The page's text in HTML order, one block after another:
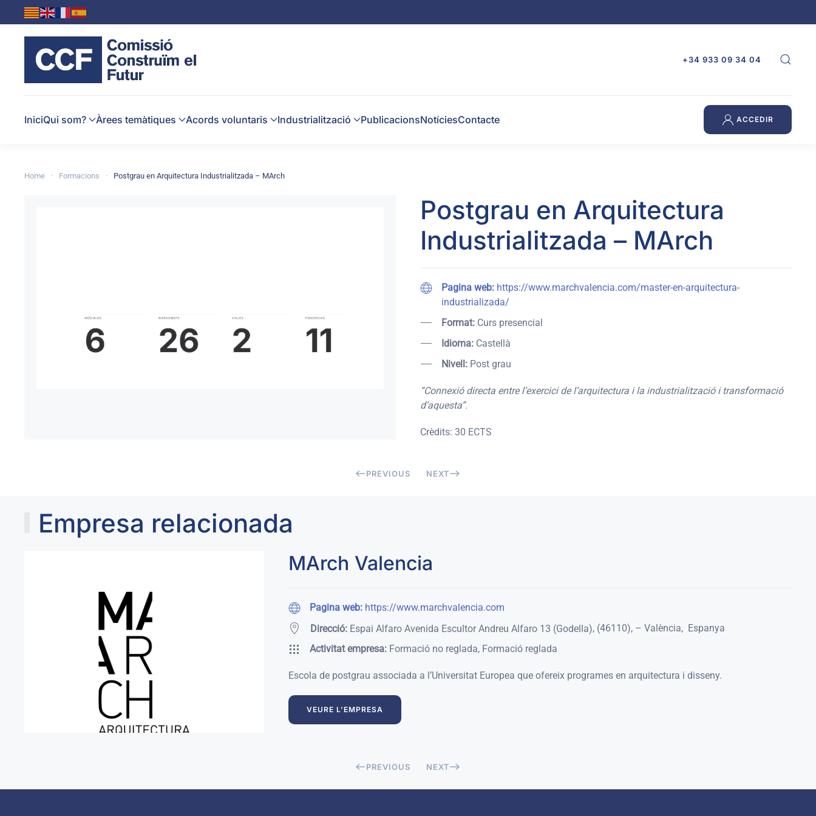
Skip to main content
+34 933 09 34 04
IniciQui som? Àrees temàtiques Acords voluntaris Industrialització PublicacionsNotíciesContacte ACCEDIR
Home Formacions Postgrau en Arquitectura Industrialitzada – MArch
Postgrau en Arquitectura
Industrialitzada – MArch
Pagina web: https://www.marchvalencia.com/master-en-arquitectura-
industrializada/
Format: Curs presencial
Idioma: Castellà
Nivell: Post grau
“Connexió directa entre l’exercici de l’arquitectura i la industrialització i transformació
d’aquesta”.
Crèdits: 30 ECTS
PREVIOUS NEXT
Empresa relacionada
MArch Valencia
Pagina web: https://www.marchvalencia.com
Direcció:Espai Alfaro Avenida Escultor Andreu Alfaro 13 (Godella), (46110), – València, Espanya
Activitat empresa: Formació no reglada, Formació reglada
Escola de postgrau associada a l’Universitat Europea que ofereix programes en arquitectura i disseny.
VEURE L’EMPRESA
PREVIOUS NEXT